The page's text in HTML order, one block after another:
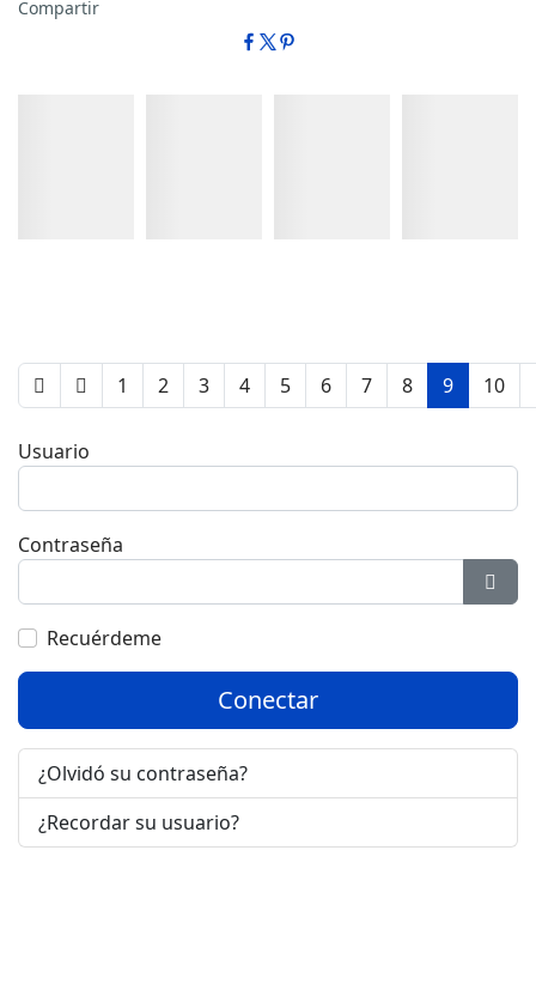
Compartir
1 2 3 4 5 6 7 8 9 10
Usuario
Contraseña
Recuérdeme
Conectar
¿Olvidó su contraseña?
¿Recordar su usuario?